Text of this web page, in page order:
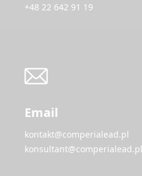
+48 22 642 91 19
Email
kontakt@comperialead.pl
konsultant@comperialead.pl